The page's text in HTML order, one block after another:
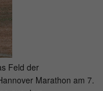
Feld der
Marathon am 7.
of the user for
domain.
the user's visits to